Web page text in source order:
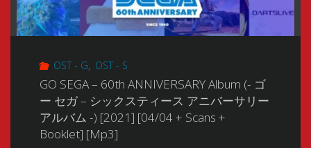
–
2020]
[13/
¿?
OST - G, OST - S
GO SEGA – 60th ANNIVERSARY Album (- ゴ
ー セガ – シックスティース アニバーサリー
アルバム -) [2021] [04/04 + Scans +
Booklet] [Mp3]